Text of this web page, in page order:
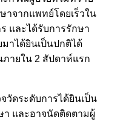
าจากแพทย์โดยเร็วใน
และได้รับการรักษา
าได้ยินเป็นปกติได้
ายใน 2 สัปดาห์แรก
วัดระดับการได้ยินเป็น
า และอาจนัดติดตามผู้